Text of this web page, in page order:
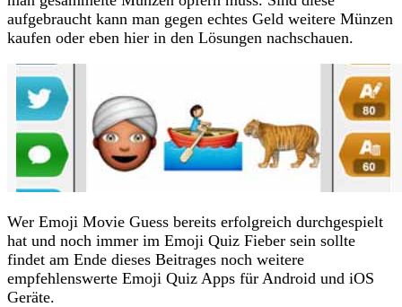
aufgebraucht kann man gegen echtes Geld weitere Münzen
kaufen oder eben hier in den Lösungen nachschauen.
Wer Emoji Movie Guess bereits erfolgreich durchgespielt
hat und noch immer im Emoji Quiz Fieber sein sollte
findet am Ende dieses Beitrages noch weitere
empfehlenswerte Emoji Quiz Apps für Android und iOS
Geräte.